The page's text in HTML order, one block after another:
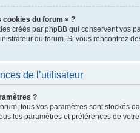
cookies du forum » ?
créés par phpBB qui conservent vos
du forum. Si vous rencontrez
de l’utilisateur
?
tous vos paramètres sont stockés
les paramètres et préférences de votre